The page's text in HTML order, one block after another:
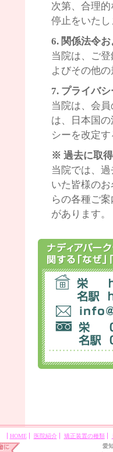
次第、合理
停止をいた
6. 関係法令
当院は、ご
よびその他
7. プライバ
当院は、会
は、日本国
シーを改定
※ 過去に取
当院では、
いた皆様の
らの各種ご
があります。
HOME 医院紹介 矯正装置の種類
愛